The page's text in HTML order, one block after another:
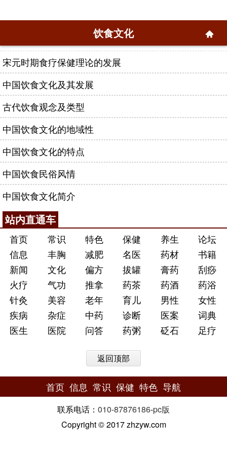
饮食文化
宋元时期食疗保健理论的发展
中国饮食文化及其发展
古代饮食观念及类型
中国饮食文化的地域性
中国饮食文化的特点
中国饮食民俗风情
中国饮食文化简介
站内直通车
首页 常识 特色 保健 养生
论坛
信息
丰胸 减肥 名医 药材
书籍
新闻
文化 偏方 拔罐 膏药
刮痧
火疗
气功 推拿 药茶 药酒
药浴
针灸
美容 老年 育儿 男性
女性
疾病
杂症 中药 诊断 医案
词典
医生
医院 问答 药粥 砭石 足疗
返回顶部
首页 信息 常识 保健 特色 导航
联系电话： 010-87876186-pc版
Copyright © 2017 zhzyw.com